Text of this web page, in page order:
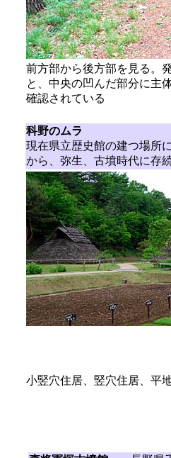
前方部から後方部を見る。
と、中央の凹んだ部分に主
確認されている
科野のムラ
現在県立歴史館の建つ場所
から、弥生、古墳時代に存
小竪穴住居、竪穴住居、平